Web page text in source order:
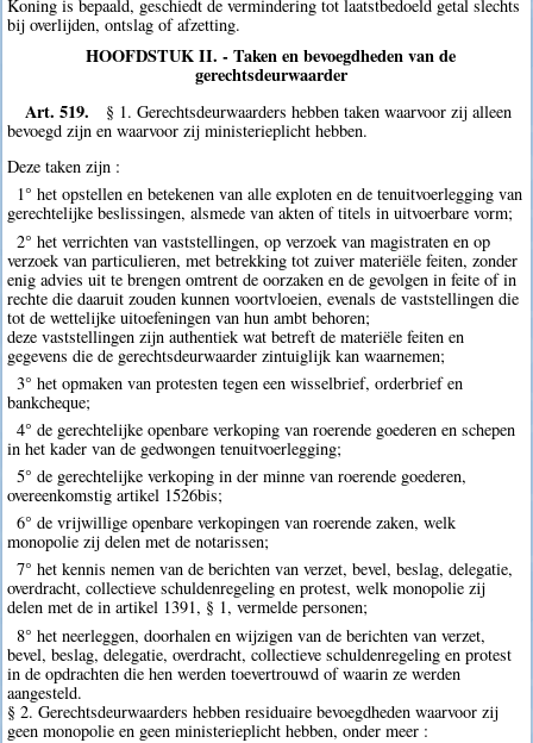
Koning is bepaald, geschiedt de vermindering tot laatstbedoeld getal slechts
bij overlijden, ontslag of afzetting.
HOOFDSTUK II. - Taken en bevoegdheden van de
gerechtsdeurwaarder
Art. 519.
§ 1. Gerechtsdeurwaarders hebben taken waarvoor zij alleen
bevoegd zijn en waarvoor zij ministerieplicht hebben.
Deze taken zijn :
1° het opstellen en betekenen van alle exploten en de tenuitvoerlegging van
gerechtelijke beslissingen, alsmede van akten of titels in uitvoerbare vorm;
2° het verrichten van vaststellingen, op verzoek van magistraten en op
verzoek van particulieren, met betrekking tot zuiver materiële feiten, zonder
enig advies uit te brengen omtrent de oorzaken en de gevolgen in feite of in
rechte die daaruit zouden kunnen voortvloeien, evenals de vaststellingen die
tot de wettelijke uitoefeningen van hun ambt behoren;
deze vaststellingen zijn authentiek wat betreft de materiële feiten en
gegevens die de gerechtsdeurwaarder zintuiglijk kan waarnemen;
3° het opmaken van protesten tegen een wisselbrief, orderbrief en
bankcheque;
4° de gerechtelijke openbare verkoping van roerende goederen en schepen
in het kader van de gedwongen tenuitvoerlegging;
5° de gerechtelijke verkoping in der minne van roerende goederen,
overeenkomstig artikel 1526bis;
6° de vrijwillige openbare verkopingen van roerende zaken, welk
monopolie zij delen met de notarissen;
7° het kennis nemen van de berichten van verzet, bevel, beslag, delegatie,
overdracht, collectieve schuldenregeling en protest, welk monopolie zij
delen met de in artikel 1391, § 1, vermelde personen;
8° het neerleggen, doorhalen en wijzigen van de berichten van verzet,
bevel, beslag, delegatie, overdracht, collectieve schuldenregeling en protest
in de opdrachten die hen werden toevertrouwd of waarin ze werden
aangesteld.
§ 2. Gerechtsdeurwaarders hebben residuaire bevoegdheden waarvoor zij
geen monopolie en geen ministerieplicht hebben, onder meer :